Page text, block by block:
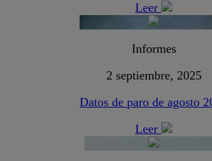
Leer
Informes
2 septiembre, 2025
Datos de paro de agosto
Leer